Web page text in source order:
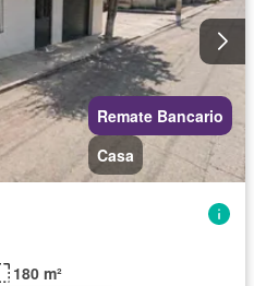
Remate Bancario
Casa
180 m²